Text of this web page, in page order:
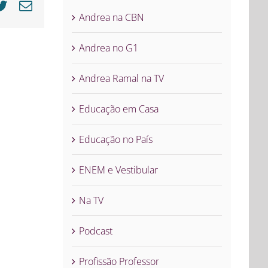
Twitter
E-
Andrea na CBN
Andrea no G1
Andrea Ramal na TV
Educação em Casa
Educação no País
ENEM e Vestibular
Na TV
Podcast
Profissão Professor